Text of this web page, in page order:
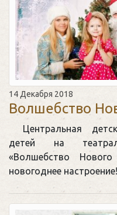
14 Декабря 2018
Волшебство
Центральная
детей на
«Волшебство
новогоднее